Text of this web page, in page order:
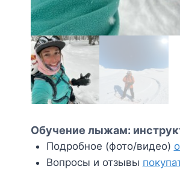
Обучение лыжам:
Подробное (фото/видео)
Вопросы и отзывы